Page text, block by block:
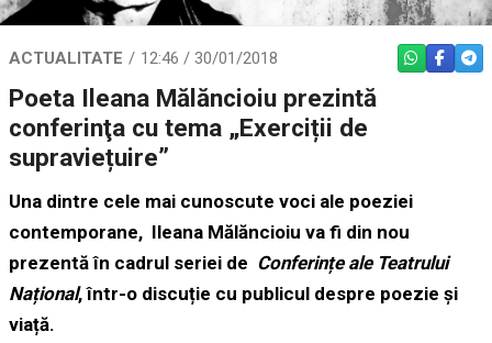
ACTUALITATE 12:46 / 30/01/2018 WHATSAPP
Poeta Ileana Mălăncioiu prezintă
conferinţa cu tema „Exerciții de
supraviețuire”
Una dintre cele mai cunoscute voci ale poeziei
contemporane, Ileana Mălăncioiu va fi din nou
prezentă în cadrul seriei de Conferințe ale Teatrului
Național, într-o discuție cu publicul despre poezie și
viață.